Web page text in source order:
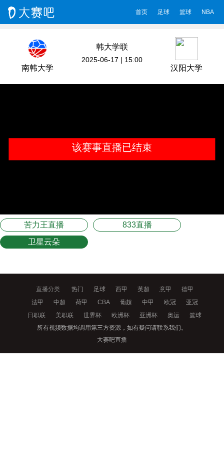
首页 足球 篮球 NBA
南韩大学
韩大学联
2025-06-17 | 15:00
汉阳大学
该赛事直播已结束
苦力王直播
833直播
卫星云朵
直播分类 热门 足球 西甲 英超 意甲
德甲
法甲
中超 荷甲 CBA 葡超 中甲 欧冠
亚冠
日职联
美职联 世界杯 欧洲杯 亚洲杯 奥运
篮球
所有视频数据均调用第三方资源，如有疑问请联系我们。
大赛吧直播